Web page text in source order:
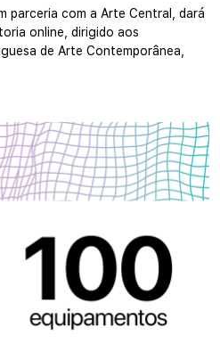
parceria com a Arte Central, dará
online, dirigido aos
de Arte Contemporânea,